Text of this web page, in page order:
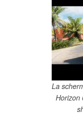
La
Horizon